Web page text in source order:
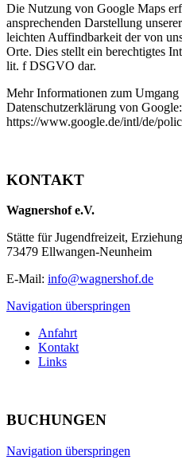
Die Nutzung von Google Maps
ansprechenden Darstellung
leichten Auffindbarkeit der von
Orte. Dies stellt ein berechtigtes
lit. f DSGVO dar.
Mehr Informationen zum
Datenschutzerklärung von Google:
https://www.google.de/intl/de/
KONTAKT
Wagnershof e.V.
Stätte für Jugendfreizeit,
73479 Ellwangen-Neunheim
E-Mail: info@wagnershof.de
Navigation überspringen
Anfahrt
Kontakt
Links
BUCHUNGEN
Navigation überspringen